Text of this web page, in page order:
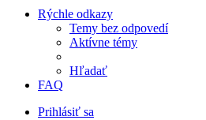
Rýchle odkazy
Temy bez odpovedí
Aktívne témy
Hľadať
FAQ
Prihlásiť sa